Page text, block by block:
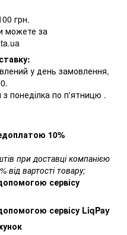
грн.
можете за
у день замовлення,
понеділка по п'ятницю .
10%
при доставці компанією
вартості товару;
сервісу
сервісу LiqPay